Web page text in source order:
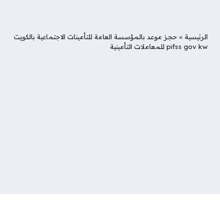
الرئيسية » حجز موعد بالمؤسسة العامة للتأمينات الاجتماعية بالكويت
pifss gov kw للمعاملات التأمينية